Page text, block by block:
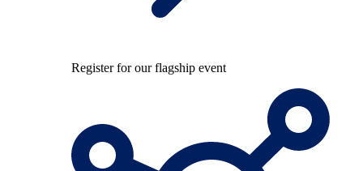
Register for our flagship event